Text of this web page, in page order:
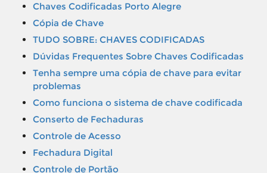
Chaves Codificadas Porto Alegre
Cópia de Chave
TUDO SOBRE: CHAVES CODIFICADAS
Dúvidas Frequentes Sobre Chaves Codificadas
Tenha sempre uma cópia de chave para evitar
problemas
Como funciona o sistema de chave codificada
Conserto de Fechaduras
Controle de Acesso
Fechadura Digital
Controle de Portão